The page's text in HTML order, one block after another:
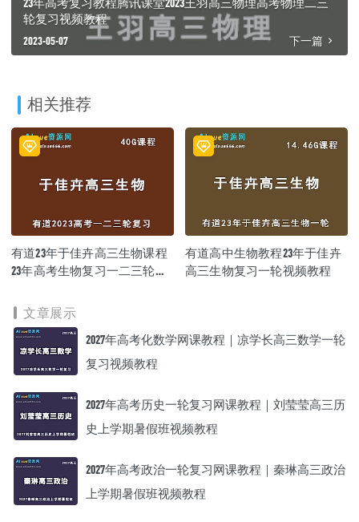
轮复习视频教程
2023-05-07 下一篇
相关推荐
有道23年于佳卉高三生物课程
23年高考生物复习一二三轮视
有道高中生物教程23年于佳卉
高三生物复习一轮视频教程
文章展示
2027年高考化数学网课教程｜凉学长高三数学一轮
复习视频教程
2027年高考历史一轮复习网课教程｜刘莹莹高三历
史上学期暑假班视频教程
2027年高考政治一轮复习网课教程｜秦琳高三政治
上学期暑假班视频教程